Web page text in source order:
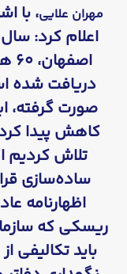
مهران علایی، با
اعلام کرد:
دریافت شده
کاهش پیدا
تلاش کردیم
ساده‌سازی
اظهارنامه
ریسکی که
باید تکالیفی